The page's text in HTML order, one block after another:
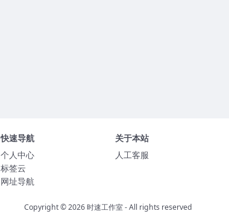
快速导航
个人中心
标签云
网址导航
关于本站
人工客服
Copyright © 2026时速工作室- All rights reserved